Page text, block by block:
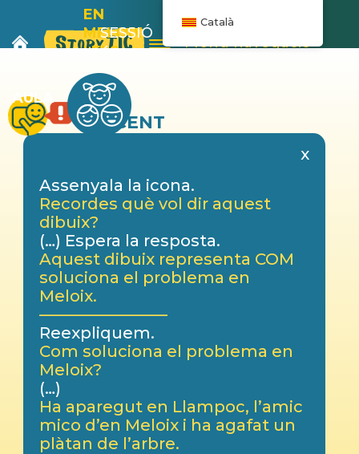
EN
MELOIX
I ELS
PLÀTANS
SESSIÓ
4
Menú navegació
AULA
DOCENT
x
Assenyala la icona.
Recordes què vol dir aquest
dibuix?
(…) Espera la resposta.
Aquest dibuix representa COM
soluciona el problema en
Meloix.
————————
Reexpliquem.
Com soluciona el problema en
Meloix?
(…)
Ha aparegut en Llampoc, l’amic
mico d’en Meloix i ha agafat un
plàtan de l’arbre.
Català